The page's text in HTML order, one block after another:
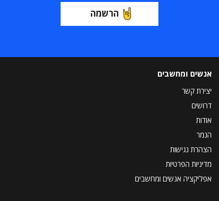
הרשמה
אנשים ומחשבים
יצירת קשר
דרושים
אודות
הנמר
הצהרת נגישות
מדיניות הפרטיות
אפליקציה אנשים ומחשבים